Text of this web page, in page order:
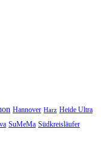
Hannover Harz Heide Ultra
SuMeMa Südkreisläufer